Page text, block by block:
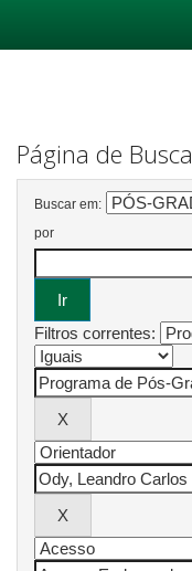
Página de Busca
Buscar em:
por
Filtros correntes: